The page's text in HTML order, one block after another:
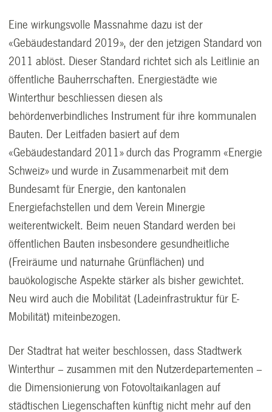
Eine wirkungsvolle Massnahme dazu ist der
«Gebäudestandard 2019», der den jetzigen Standard von
2011 ablöst. Dieser Standard richtet sich als Leitlinie an
öffentliche Bauherrschaften. Energiestädte wie
Winterthur beschliessen diesen als
behördenverbindliches Instrument für ihre kommunalen
Bauten. Der Leitfaden basiert auf dem
«Gebäudestandard 2011» durch das Programm «Energie
Schweiz» und wurde in Zusammenarbeit mit dem
Bundesamt für Energie, den kantonalen
Energiefachstellen und dem Verein Minergie
weiterentwickelt. Beim neuen Standard werden bei
öffentlichen Bauten insbesondere gesundheitliche
(Freiräume und naturnahe Grünflächen) und
bauökologische Aspekte stärker als bisher gewichtet.
Neu wird auch die Mobilität (Ladeinfrastruktur für E-
Mobilität) miteinbezogen.
Der Stadtrat hat weiter beschlossen, dass Stadtwerk
Winterthur – zusammen mit den Nutzerdepartementen –
die Dimensionierung von Fotovoltaikanlagen auf
städtischen Liegenschaften künftig nicht mehr auf den